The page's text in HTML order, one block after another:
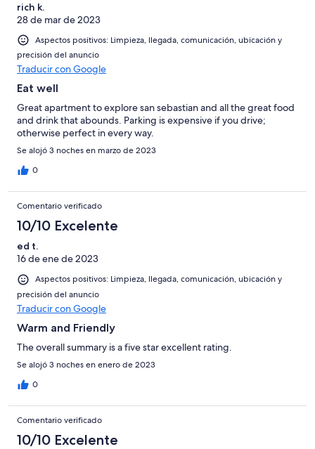
rich k.
28 de mar de 2023
Aspectos positivos: Limpieza, llegada, comunicación, ubicación y
precisión del anuncio
Traducir con Google
Eat well
Great apartment to explore san sebastian and all the great food
and drink that abounds. Parking is expensive if you drive;
otherwise perfect in every way.
Se alojó 3 noches en marzo de 2023
0
Comentario verificado
10/10 Excelente
ed t.
16 de ene de 2023
Aspectos positivos: Limpieza, llegada, comunicación, ubicación y
precisión del anuncio
Traducir con Google
Warm and Friendly
The overall summary is a five star excellent rating.
Se alojó 3 noches en enero de 2023
0
Comentario verificado
10/10 Excelente